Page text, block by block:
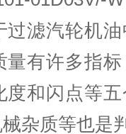
过滤汽轮机
量有许多指
度和闪点等
杂质等也是